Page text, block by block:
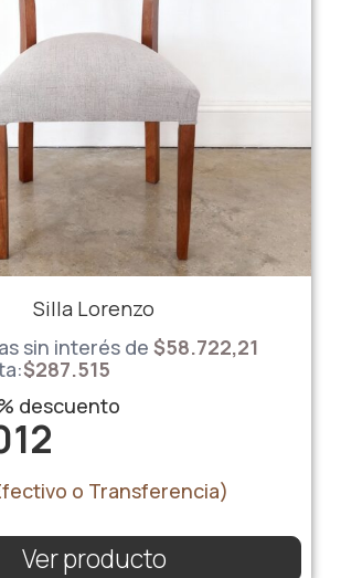
Silla Lorenzo
sin interés de $58.722,21
$287.515
descuento
o Transferencia)
Ver producto